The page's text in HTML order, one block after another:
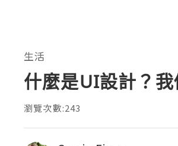
生活
什麼是UI設計？
瀏覽次數:243